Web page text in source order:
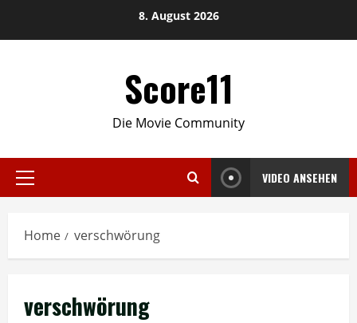
8. August 2026
Score11
Die Movie Community
Primary
VIDEO ANSEHEN
Home verschwörung
verschwörung